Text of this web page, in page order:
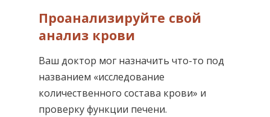
Проанализируйте свой
анализ крови
Ваш доктор мог назначить что-то под
названием «исследование
количественного состава крови» и
проверку функции печени.